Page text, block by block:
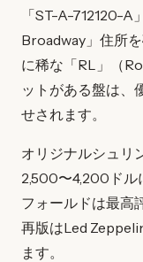
「ST-A-712120-
Broadway」住所
に稀な「RL」（
ットがある盤は、
せされます。
オリジナルシュリ
2,500〜4,200ドル
フォールドは最高
再版はLed
ます。